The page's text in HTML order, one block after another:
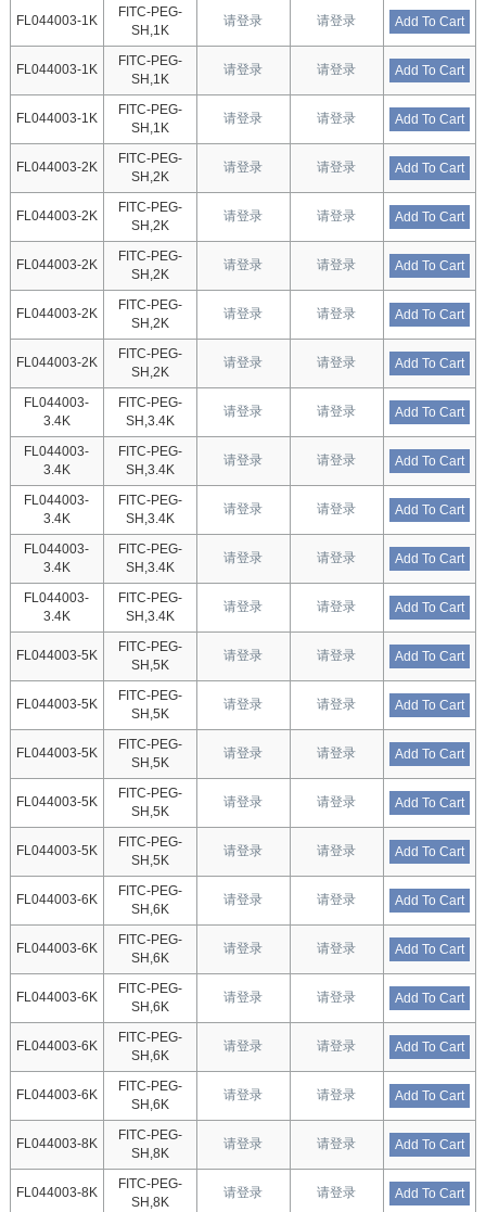
FL044003-1K
FITC-PEG-
SH,1K
请登录 请登录 Add To Cart
FL044003-1K
FITC-PEG-
SH,1K
请登录 请登录 Add To Cart
FL044003-1K
FITC-PEG-
SH,1K
请登录 请登录 Add To Cart
FL044003-2K
FITC-PEG-
SH,2K
请登录 请登录 Add To Cart
FL044003-2K
FITC-PEG-
SH,2K
请登录 请登录 Add To Cart
FL044003-2K
FITC-PEG-
SH,2K
请登录 请登录 Add To Cart
FL044003-2K
FITC-PEG-
SH,2K
请登录 请登录 Add To Cart
FL044003-2K
FITC-PEG-
SH,2K
请登录 请登录 Add To Cart
FL044003-
3.4K
FITC-PEG-
SH,3.4K
请登录 请登录 Add To Cart
FL044003-
3.4K
FITC-PEG-
SH,3.4K
请登录 请登录 Add To Cart
FL044003-
3.4K
FITC-PEG-
SH,3.4K
请登录 请登录 Add To Cart
FL044003-
3.4K
FITC-PEG-
SH,3.4K
请登录 请登录 Add To Cart
FL044003-
3.4K
FITC-PEG-
SH,3.4K
请登录 请登录 Add To Cart
FL044003-5K
FITC-PEG-
SH,5K
请登录 请登录 Add To Cart
FL044003-5K
FITC-PEG-
SH,5K
请登录 请登录 Add To Cart
FL044003-5K
FITC-PEG-
SH,5K
请登录 请登录 Add To Cart
FL044003-5K
FITC-PEG-
SH,5K
请登录 请登录 Add To Cart
FL044003-5K
FITC-PEG-
SH,5K
请登录 请登录 Add To Cart
FL044003-6K
FITC-PEG-
SH,6K
请登录 请登录 Add To Cart
FL044003-6K
FITC-PEG-
SH,6K
请登录 请登录 Add To Cart
FL044003-6K
FITC-PEG-
SH,6K
请登录 请登录 Add To Cart
FL044003-6K
FITC-PEG-
SH,6K
请登录 请登录 Add To Cart
FL044003-6K
FITC-PEG-
SH,6K
请登录 请登录 Add To Cart
FL044003-8K
FITC-PEG-
SH,8K
请登录 请登录 Add To Cart
FL044003-8K
FITC-PEG-
SH,8K
请登录 请登录 Add To Cart